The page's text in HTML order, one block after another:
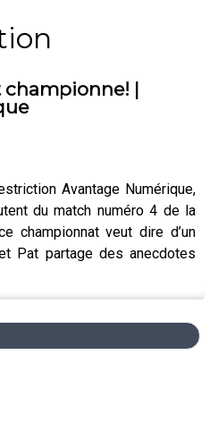
championne! |
Avantage Numérique,
du match numéro 4 de la
championnat veut dire d’un
Pat partage des anecdotes